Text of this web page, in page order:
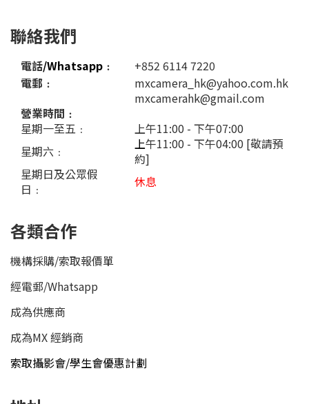
聯絡我們
電話/Whatsapp ﹕
+852 6114 7220
電郵﹕
mxcamera_hk@yahoo.com.hk
mxcamerahk@gmail.com
營業時間﹕
星期一至五﹕
上午11:00 - 下午07:00
星期六﹕
上午11:00 - 下午04:00 [敬請預
約]
星期日及公眾假
日﹕
休息
各類合作
機構採購/索取報價單
經電郵/Whatsapp
成為供應商
成為MX 經銷商
索取攝影會/學生會優惠計劃